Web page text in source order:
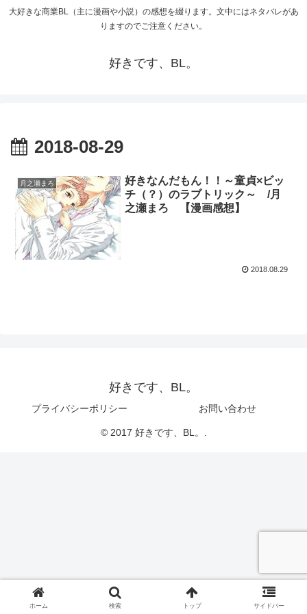
大好きな商業BL（主に漫画や小説）の感想を綴ります。文中にはネタバレがあ
りますのでご注意ください。
好きです、BL。
2018-08-29
月之瀬まろ
好きなんだもん！！～童貞×ビッ
チ（？）のラブトリック～ /月
之瀬まろ 【漫画感想】
2018.08.29
好きです、BL。
プライバシーポリシー お問い合わせ
© 2017 好きです、BL。.
ホーム 検索 トップ サイドバー